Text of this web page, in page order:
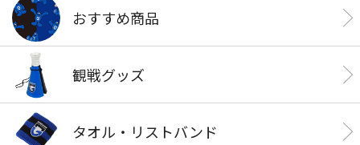
おすすめ商品
観戦グッズ
タオル・リストバンド